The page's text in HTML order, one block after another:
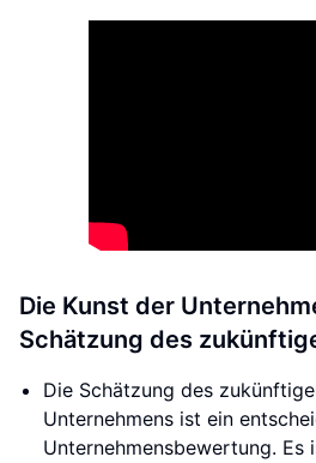
Die Kunst der
Schätzung des
Die Schätzung des
Unternehmens ist ein
Unternehmensbewertung. Es